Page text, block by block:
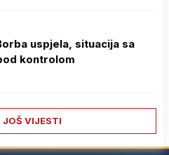
uspjela, situacija sa
kontrolom
JOŠ VIJESTI